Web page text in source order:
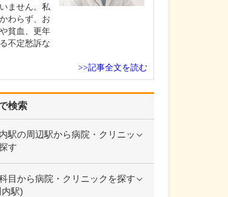
検索
内駅の周辺駅から病院・クリニッ
す
目から病院・クリニックを探す
駅)
ません。私
わらず、お
貧血、更年
不定愁訴な
>>記事全文を読む